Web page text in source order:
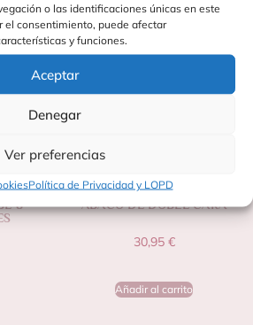
o las identificaciones únicas en este
el consentimiento, puede afectar
y funciones.
Aceptar
Denegar
Ver preferencias
Política de Privacidad y LOPD
8
ÁBACO DE DOBLE CARA
30,95 €
Añadir al carrito